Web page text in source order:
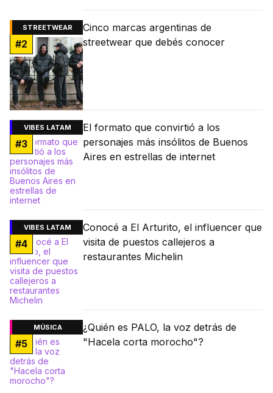
STREETWEAR
#2
Cinco marcas argentinas de
streetwear que debés conocer
VIBES LATAM
#3
El formato que convirtió a los
personajes más insólitos de Buenos
Aires en estrellas de internet
VIBES LATAM
#4
Conocé a El Arturito, el influencer que
visita de puestos callejeros a
restaurantes Michelin
MÚSICA
#5
¿Quién es PALO, la voz detrás de
"Hacela corta morocho"?